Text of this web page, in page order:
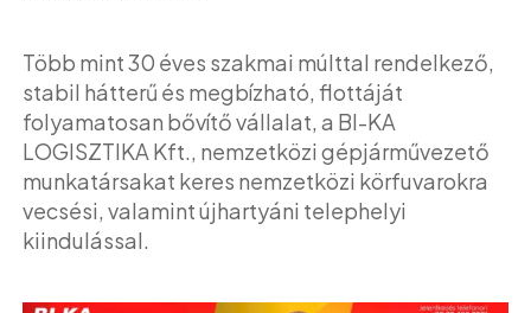
Több mint 30 éves szakmai múlttal rendelkező,
stabil hátterű és megbízható, flottáját
folyamatosan bővítő vállalat, a BI-KA
LOGISZTIKA Kft., nemzetközi gépjárművezető
munkatársakat keres nemzetközi körfuvarokra
vecsési, valamint újhartyáni telephelyi
kiindulással.